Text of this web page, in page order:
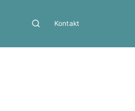
Kontakt